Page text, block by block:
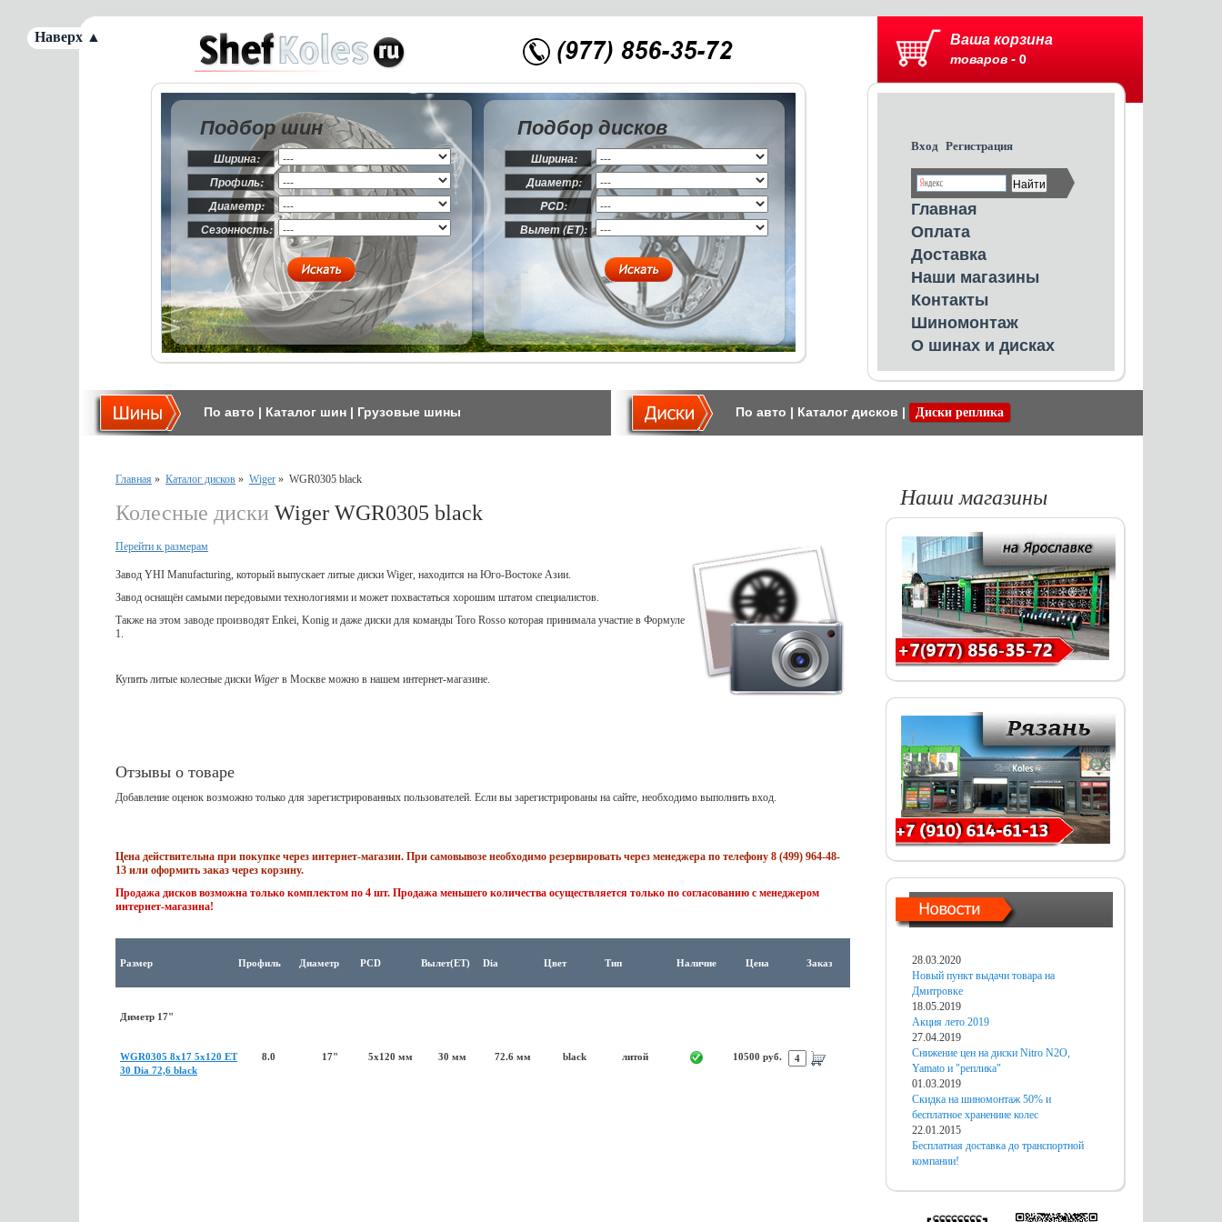
Ваша корзина
товаров - 0
Вход Регистрация
Главная
Оплата
Доставка
Наши магазины
Контакты
Шиномонтаж
О шинах и дисках
Подбор шин
Ширина:
Профиль:
Диаметр:
Сезонность:
Подбор дисков
Ширина:
Диаметр:
PCD:
Вылет (ET):
По авто | Каталог шин | Грузовые шины По авто | Каталог дисков | Диски реплика
Главная » Каталог дисков » Wiger » WGR0305 black
Колесные диски Wiger WGR0305 black
Перейти к размерам
Завод YHI Manufacturing, который выпускает литые диски Wiger, находится на Юго-Востоке Азии.
Завод оснащён самыми передовыми технологиями и может похвастаться хорошим штатом специалистов.
Также на этом заводе производят Enkei, Konig и даже диски для команды Toro Rosso которая принимала участие в Формуле
1.
Купить литые колесные диски Wiger в Москве можно в нашем интернет-магазине.
Отзывы о товаре
Добавление оценок возможно только для зарегистрированных пользователей. Если вы зарегистрированы на сайте, необходимо выполнить вход.
Цена действительна при покупке через интернет-магазин. При самовывозе необходимо резервировать через менеджера по телефону 8 (499) 964-48-
13 или оформить заказ через корзину.
Продажа дисков возможна только комплектом по 4 шт. Продажа меньшего количества осуществляется только по согласованию с менеджером
интернет-магазина!
Размер Профиль Диаметр PCD Вылет(ET) Dia Цвет Тип Наличие Цена Заказ
Диметр 17"
WGR0305 8x17 5x120 ET
30 Dia 72,6 black
8.0 17" 5x120 мм 30 мм 72.6 мм black литой 10500 руб.
Наши магазины
28.03.2020
Новый пункт выдачи товара на
Дмитровке
18.05.2019
Акция лето 2019
27.04.2019
Снижение цен на диски Nitro N2O,
Yamato и "реплика"
01.03.2019
Скидка на шиномонтаж 50% и
бесплатное хранениие колес
22.01.2015
Бесплатная доставка до транспортной
компании!
Наверх ▲